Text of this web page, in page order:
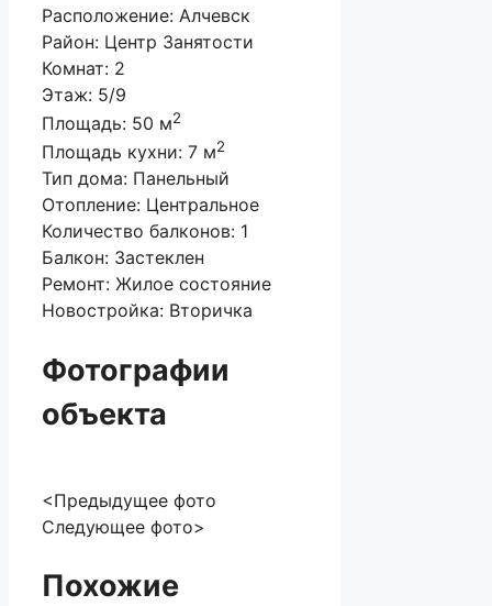
Расположение: Алчевск
Район: Центр Занятости
Комнат: 2
Этаж: 5/9
Площадь: 50 м2
Площадь кухни: 7 м2
Тип дома: Панельный
Отопление: Центральное
Количество балконов: 1
Балкон: Застеклен
Ремонт: Жилое состояние
Новостройка: Вторичка
Фотографии
объекта
<Предыдущее фото
Следующее фото>
Похожие